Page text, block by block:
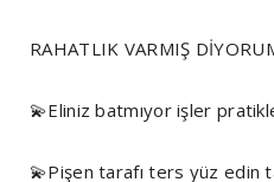
RAHATLIK VARMIŞ
💫Eliniz batmıyor işler
💫Pişen tarafı ters yüz edin